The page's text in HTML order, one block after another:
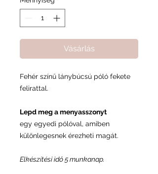
Vásárlás
Fehér színű lánybúcsú póló fekete
felirattal.
Lepd meg a menyasszonyt
egy egyedi pólóval, amiben
különlegesnek érezheti magát.
Elkészítési idő 5 munkanap.